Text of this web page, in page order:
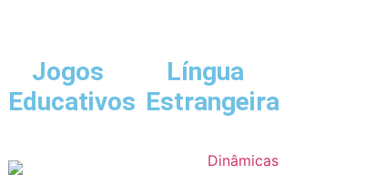
Jogos
Educativos
Língua
Estrangeira